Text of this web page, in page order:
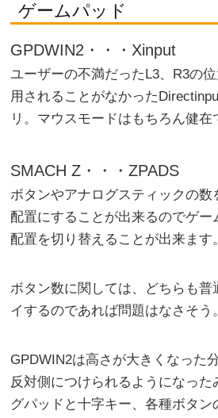
ゲームパッド
GPDWIN2・・・Xinput
ユーザーの不満だったL3、R3の
用されることがなかった
リ。マウスモードはもちろん健在
SMACH Z・・・ZPADS
ボタンやアナログスティックの数
配置にすることが出来るのでゲー
配置を切り替えることが出来ます。
ボタン数に関しては、どちらも普
イするのであれば問題はなさそう。
GPDWIN2は高さが大きくなった
反対側につけられるようになった
グパッドと十字キー、各種ボタン